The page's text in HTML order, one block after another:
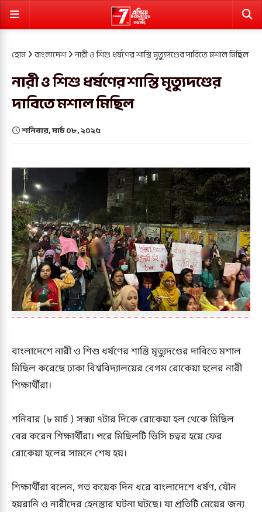
হোম বাংলাদেশ নারী ও শিশু ধর্ষণের শাস্তি মৃত্যুদণ্ডের দাবিতে মশাল মিছিল
নারী ও শিশু ধর্ষণের শাস্তি মৃত্যুদণ্ডের
দাবিতে মশাল মিছিল
শনিবার, মার্চ ০৮, ২০২৫
বাংলাদেশে নারী ও শিশু ধর্ষণের শাস্তি মৃত্যুদণ্ডের দাবিতে মশাল
মিছিল করেছে ঢাকা বিশ্ববিদ্যালয়ের বেগম রোকেয়া হলের নারী
শিক্ষার্থীরা।
শনিবার (৮ মার্চ ) সন্ধ্যা ৭টার দিকে রোকেয়া হল থেকে মিছিল
বের করেন শিক্ষার্থীরা। পরে মিছিলটি ভিসি চত্বর হয়ে ফের
রোকেয়া হলের সামনে শেষ হয়।
শিক্ষার্থীরা বলেন, গত কয়েক দিন ধরে বাংলাদেশে ধর্ষণ, যৌন
হয়রানি ও নারীদের হেনস্তার ঘটনা ঘটছে। যা প্রতিটি মেয়ের জন্য